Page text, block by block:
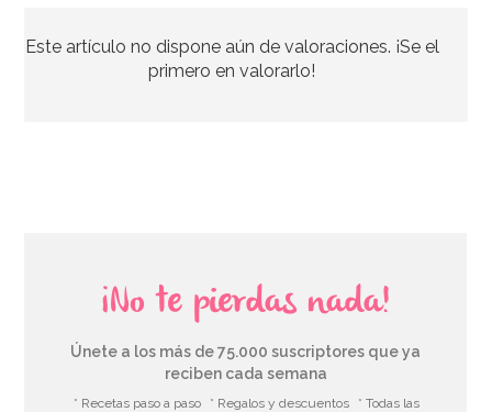
4,95€ 4,45€
Este artículo no dispone aún de valoraciones. ¡Se el
primero en valorarlo!
¡No te pierdas nada!
Únete a los más de 75.000 suscriptores que ya
reciben cada semana
* Recetas paso a paso * Regalos y descuentos
* Todas las